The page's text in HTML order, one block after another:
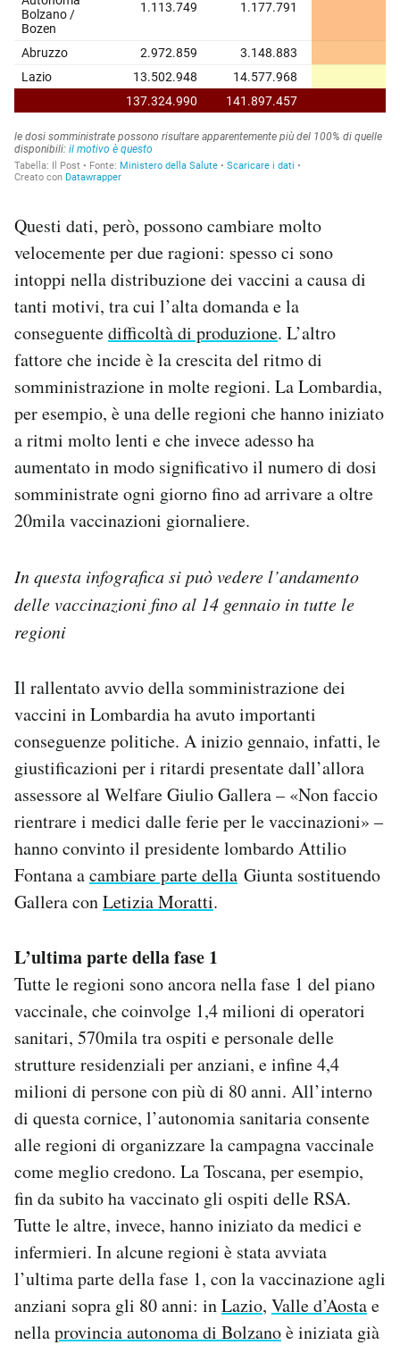
Questi dati, però, possono cambiare molto
velocemente per due ragioni: spesso ci sono
intoppi nella distribuzione dei vaccini a causa di
tanti motivi, tra cui l’alta domanda e la
conseguentedifficoltà di produzione. L’altro
fattore che incide è la crescita del ritmo di
somministrazione in molte regioni. La Lombardia,
per esempio, è una delle regioni che hanno iniziato
a ritmi molto lenti e che invece adesso ha
aumentato in modo significativo il numero di dosi
somministrate ogni giorno fino ad arrivare a oltre
20mila vaccinazioni giornaliere.
In questa infograficasi può vedere l’andamento
delle vaccinazioni fino al 14 gennaio in tutte le
regioni
Il rallentato avvio della somministrazione dei
vaccini in Lombardia ha avuto importanti
conseguenze politiche. A inizio gennaio, infatti, le
giustificazioni per i ritardi presentate dall’allora
assessore al Welfare Giulio Gallera – «Non faccio
rientrare i medici dalle ferie per le vaccinazioni» –
hanno convinto il presidente lombardo Attilio
Fontana acambiare parte della Giunta sostituendo
Gallera conLetizia Moratti.
L’ultima parte della fase 1
Tutte le regioni sono ancora nella fase 1 del piano
vaccinale, che coinvolge 1,4 milioni di operatori
sanitari, 570mila tra ospiti e personale delle
strutture residenziali per anziani, e infine 4,4
milioni di persone con più di 80 anni. All’interno
di questa cornice, l’autonomia sanitaria consente
alle regioni di organizzare la campagna vaccinale
come meglio credono. La Toscana, per esempio,
fin da subito ha vaccinato gli ospiti delle RSA.
Tutte le altre, invece, hanno iniziato da medici e
infermieri. In alcune regioni è stata avviata
l’ultima parte della fase 1, con la vaccinazione agli
anziani sopra gli 80 anni: inLazio, Valle d’Aostae
nellaprovincia autonoma di Bolzanoè iniziata già